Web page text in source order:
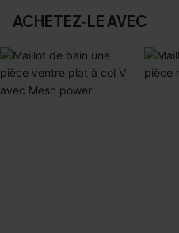
ACHETEZ‑LE AVEC